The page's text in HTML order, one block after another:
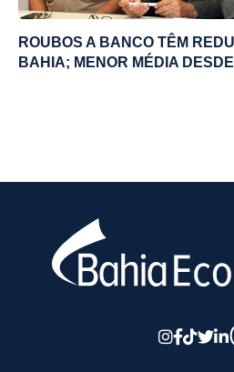
ROUBOS A BANCO TÊM
BAHIA; MENOR MÉDIA